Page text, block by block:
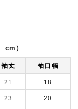
cm）
袖丈 袖口幅
21 18
23 20